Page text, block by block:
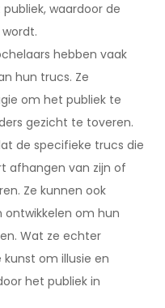
waardoor de
hebben vaak
hun trucs. Ze
om het publiek te
gezicht te toveren.
de specifieke trucs die
afhangen van zijn of
Ze kunnen ook
om hun
Wat ze echter
om illusie en
het publiek in